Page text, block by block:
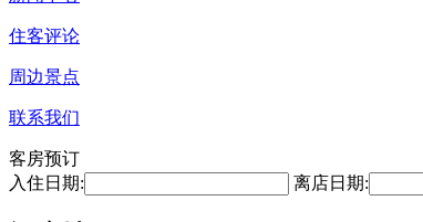
住客评论
周边景点
联系我们
客房预订
入住日期:
离店日期: